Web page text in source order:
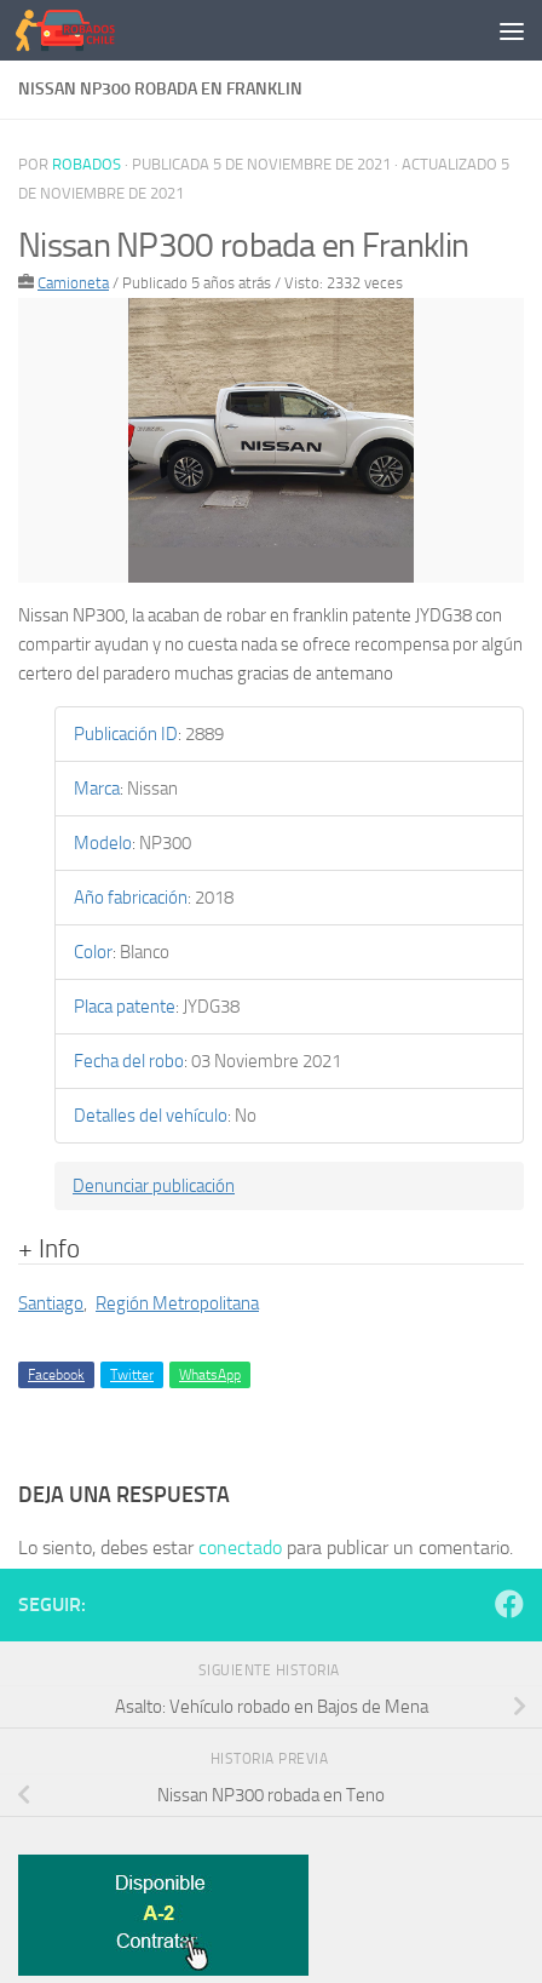
Saltar al contenido
NISSAN NP300 ROBADA EN FRANKLIN
POR ROBADOS · PUBLICADA 5 DE NOVIEMBRE DE 2021 · ACTUALIZADO 5
DE NOVIEMBRE DE 2021
Nissan NP300 robada en Franklin
Camioneta/ Publicado 5 años atrás / Visto: 2332 veces
Nissan NP300, la acaban de robar en franklin patente JYDG38 con
compartir ayudan y no cuesta nada se ofrece recompensa por algún
certero del paradero muchas gracias de antemano
Publicación ID: 2889
Marca: Nissan
Modelo: NP300
Año fabricación: 2018
Color: Blanco
Placa patente: JYDG38
Fecha del robo: 03 Noviembre 2021
Detalles del vehículo: No
Denunciar publicación
+ Info
Santiago, Región Metropolitana
Facebook Twitter WhatsApp
DEJA UNA RESPUESTA
Lo siento, debes estarconectado para publicar un comentario.
SEGUIR:
SIGUIENTE HISTORIA
Asalto: Vehículo robado en Bajos de Mena
HISTORIA PREVIA
Nissan NP300 robada en Teno